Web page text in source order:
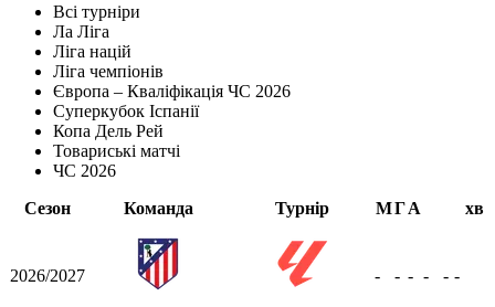
Всі турніри
Ла Ліга
Ліга націй
Ліга чемпіонів
Європа – Кваліфікація ЧС 2026
Суперкубок Іспанії
Копа Дель Рей
Товариські матчі
ЧС 2026
Сезон
Команда Турнір МГА хв
2026/2027 - - - - - -